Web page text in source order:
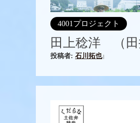
4001プロジェクト
田上稔洋 （田
投稿者: 石川拓也|